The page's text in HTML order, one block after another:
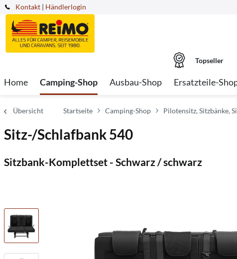
Kontakt | Händlerlogin
Topseller
Home Camping-Shop Ausbau-Shop Ersatzteile-
Übersicht Startseite Camping-Shop Pilotensitz, Sitzbänke,
Sitz-/Schlafbank 540
Sitzbank-Komplettset - Schwarz / schwarz